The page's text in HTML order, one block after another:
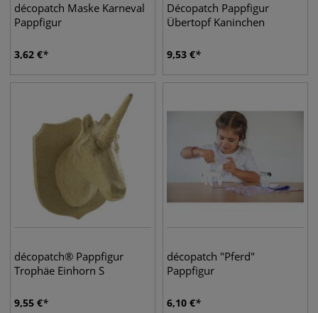
décopatch Maske Karneval
Pappfigur
3,62 €
Décopatch Pappfigur
Übertopf Kaninchen
9,53 €
décopatch® Pappfigur
Trophäe Einhorn S
9,55 €
décopatch "Pferd"
Pappfigur
6,10 €